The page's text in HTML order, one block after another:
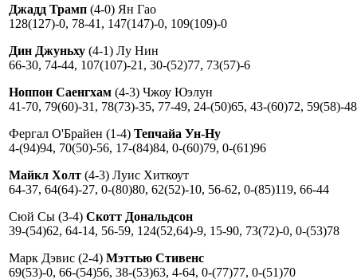
Джадд Трамп (4-0) Ян Гао
128(127)-0, 78-41, 147(147)-0, 109(109)-0
Дин Джуньху (4-1) Лу Нин
66-30, 74-44, 107(107)-21, 30-(52)77, 73(57)-6
Ноппон Саенгхам (4-3) Чжоу Юэлун
41-70, 79(60)-31, 78(73)-35, 77-49, 24-(50)65, 43-(60)72, 59(58)-48
Фергал О'Брайен (1-4) Тепчайа Ун-Ну
4-(94)94, 70(50)-56, 17-(84)84, 0-(60)79, 0-(61)96
Майкл Холт (4-3) Луис Хиткоут
64-37, 64(64)-27, 0-(80)80, 62(52)-10, 56-62, 0-(85)119, 66-44
Сюй Сы (3-4) Скотт Дональдсон
39-(54)62, 64-14, 56-59, 124(52,64)-9, 15-90, 73(72)-0, 0-(53)78
Марк Дэвис (2-4) Мэттью Стивенс
69(53)-0, 66-(54)56, 38-(53)63, 4-64, 0-(77)77, 0-(51)70